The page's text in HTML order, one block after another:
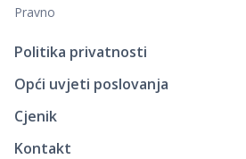
Pravno
Politika privatnosti
Opći uvjeti poslovanja
Cjenik
Kontakt